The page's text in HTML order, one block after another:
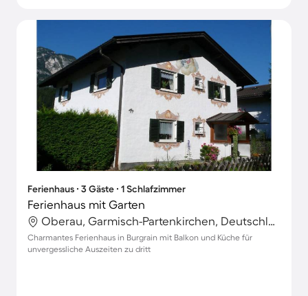
Ferienhaus ∙ 3 Gäste ∙ 1 Schlafzimmer
Ferienhaus mit Garten
Oberau, Garmisch-Partenkirchen, Deutschland
Charmantes Ferienhaus in Burgrain mit Balkon und Küche für
unvergessliche Auszeiten zu dritt